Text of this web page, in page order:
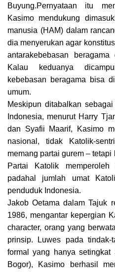
Buyung.Pernyataan itu
Kasimo mendukung
manusia (HAM) dalam
dia menyerukan agar
antarakebebasan
Kalau keduanya
kebebasan beragama bisa
umum.
Meskipun ditabalkan
Indonesia, menurut Harry
dan Syafii Maarif, Kasimo
nasional, tidak Katolik-
memang partai gurem –
Partai Katolik
padahal jumlah umat
penduduk Indonesia.
Jakob Oetama dalam Tajuk
1986, mengantar kepergian
character, orang yang
prinsip. Luwes pada tindak-
formal yang hanya setingkat
Bogor), Kasimo berhasil